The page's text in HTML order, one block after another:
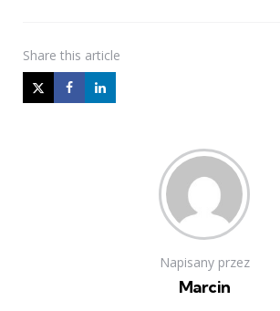
Share this article
Napisany przez
Marcin